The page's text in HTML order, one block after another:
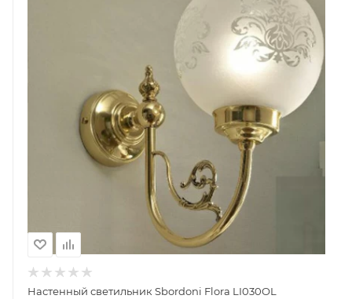
Настенный светильник Sbordoni Flora LI030OL